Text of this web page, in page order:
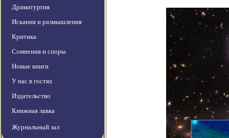
Драматургия
Искания и размышления
Критика
Сомнения и споры
Новые книги
У нас в гостях
Издательство
Книжная лавка
Журнальный зал